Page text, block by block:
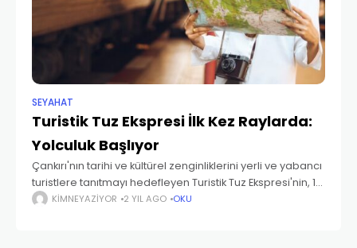
SEYAHAT
Turistik Tuz Ekspresi İlk Kez Raylarda:
Yolculuk Başlıyor
Çankırı'nın tarihi ve kültürel zenginliklerini yerli ve yabancı
turistlere tanıtmayı hedefleyen Turistik Tuz Ekspresi'nin, 18
Mayıs'ta Ankara'dan ilk yolculuğuna başlayacağı
KIMNEYAZIYOR 2 YIL AGO OKU